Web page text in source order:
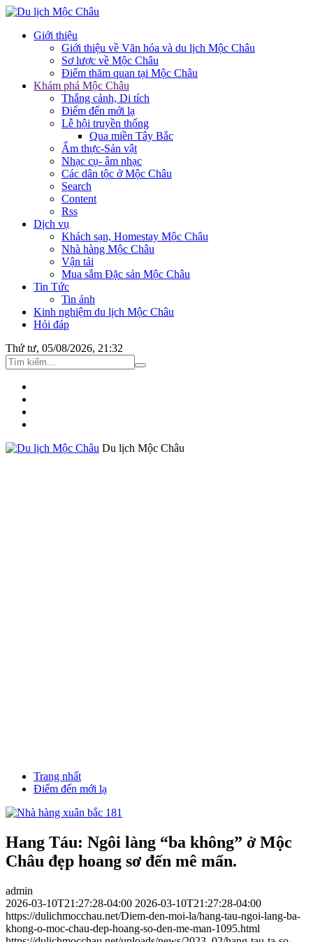
Giới thiệu
Giới thiệu về Văn hóa và du lịch Mộc Châu
Sơ lược về Mộc Châu
Điểm thăm quan tại Mộc Châu
Khám phá Mộc Châu
Thắng cảnh, Di tích
Điểm đến mới lạ
Lễ hội truyền thống
Qua miền Tây Bắc
Ẩm thực-Sản vật
Nhạc cụ- âm nhạc
Các dân tộc ở Mộc Châu
Search
Content
Rss
Dịch vụ
Khách sạn, Homestay Mộc Châu
Nhà hàng Mộc Châu
Vận tải
Mua sắm Đặc sản Mộc Châu
Tin Tức
Tin ảnh
Kinh nghiệm du lịch Mộc Châu
Hỏi đáp
Thứ tư, 05/08/2026, 21:32
Du lịch Mộc Châu
Trang nhất
Điểm đến mới lạ
Hang Táu: Ngôi làng “ba không” ở Mộc
Châu đẹp hoang sơ đến mê mẩn.
admin
2026-03-10T21:27:28-04:00 2026-03-10T21:27:28-04:00
https://dulichmocchau.net/Diem-den-moi-la/hang-tau-ngoi-lang-ba-
khong-o-moc-chau-dep-hoang-so-den-me-man-1095.html